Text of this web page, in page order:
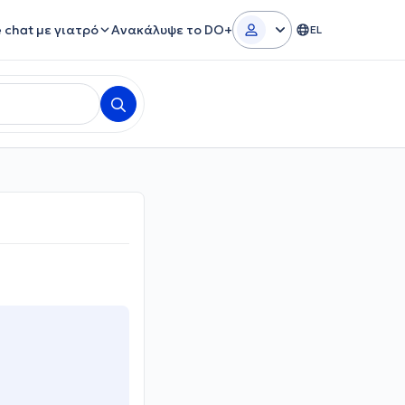
chat με γιατρό Ανακάλυψε το DO+ EL